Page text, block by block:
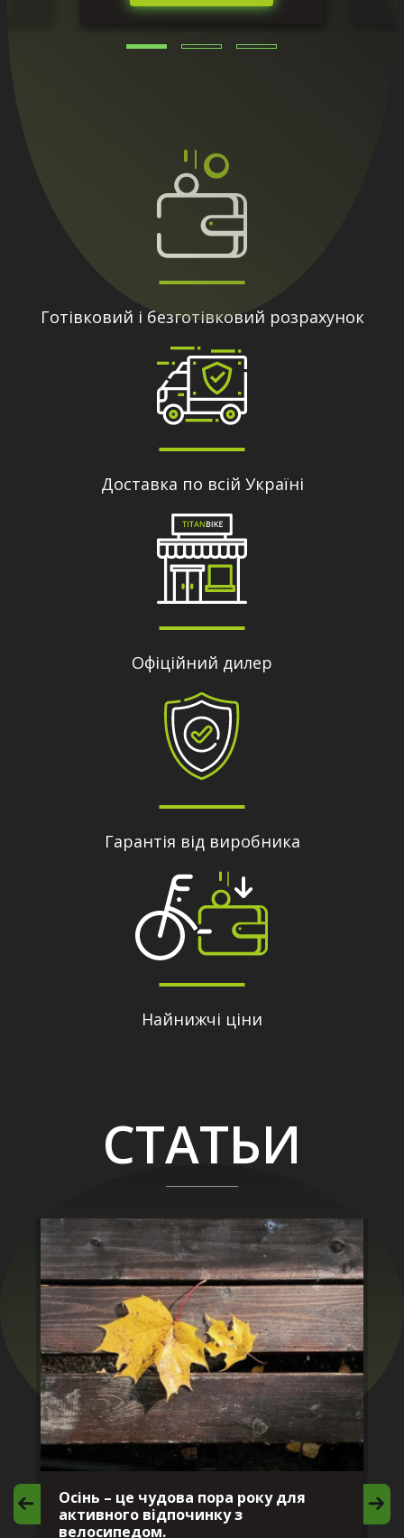
Готівковий і безготівковий розрахунок
Доставка по всій Україні
Офіційний дилер
Гарантія від виробника
Найнижчі ціни
СТАТЬИ
Осінь – це чудова пора року для
активного відпочинку з
велосипедом.